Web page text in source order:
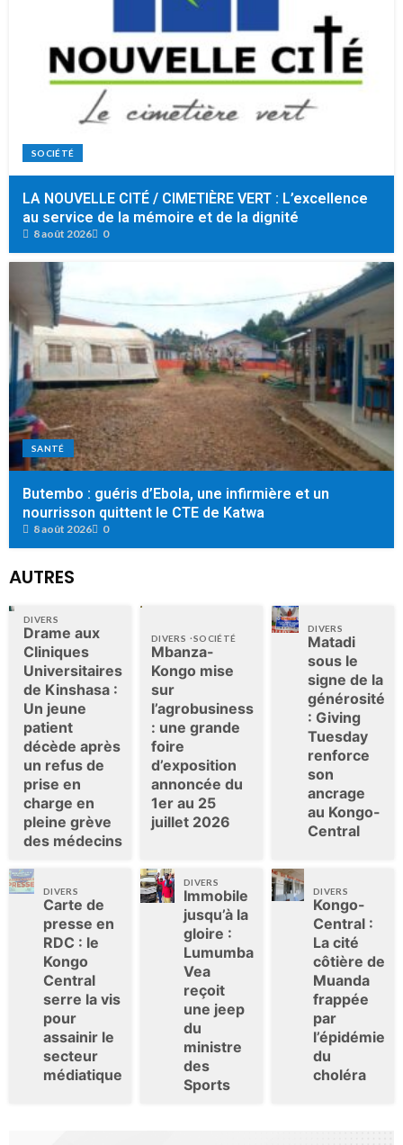
SOCIÉTÉ
LA NOUVELLE CITÉ / CIMETIÈRE VERT : L’excellence
au service de la mémoire et de la dignité
8 août 2026 0
SANTÉ
Butembo : guéris d’Ebola, une infirmière et un
nourrisson quittent le CTE de Katwa
8 août 2026 0
AUTRES
DIVERS
Drame aux
Cliniques
Universitaires
de Kinshasa :
Un jeune
patient
décède après
un refus de
prise en
charge en
pleine grève
des médecins
DIVERS SOCIÉTÉ
Mbanza-
Kongo mise
sur
l’agrobusiness
: une grande
foire
d’exposition
annoncée du
1er au 25
juillet 2026
DIVERS
Matadi
sous le
signe de la
générosité
: Giving
Tuesday
renforce
son
ancrage
au Kongo-
Central
DIVERS
Carte de
presse en
RDC : le
Kongo
Central
serre la vis
pour
assainir le
secteur
médiatique
DIVERS
Immobile
jusqu’à la
gloire :
Lumumba
Vea
reçoit
une jeep
du
ministre
des
Sports
DIVERS
Kongo-
Central :
La cité
côtière de
Muanda
frappée
par
l’épidémie
du
choléra